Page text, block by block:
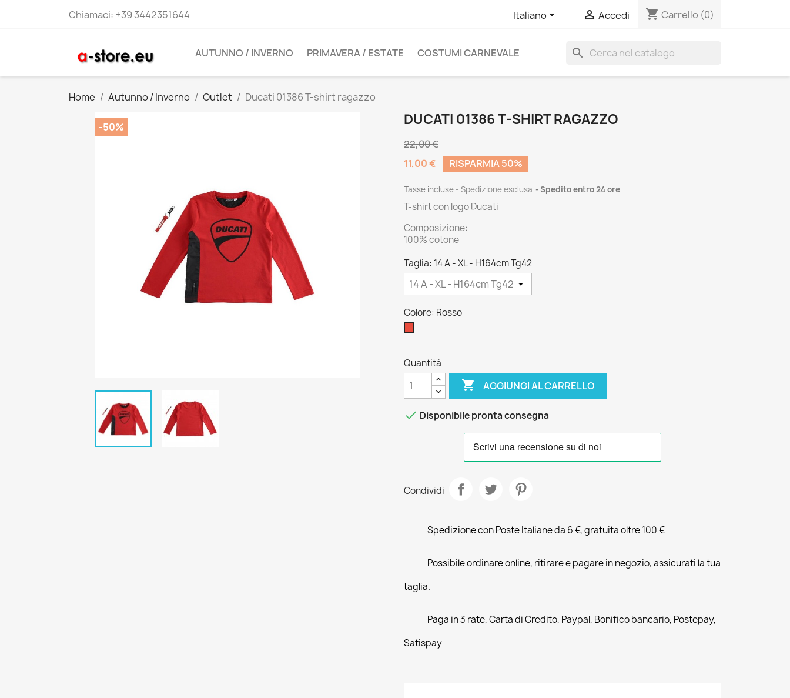
Chiamaci: +39 3442351644 Italiano  Accedi shopping_cart Carrello (0)
AUTUNNO / INVERNO PRIMAVERA / ESTATE COSTUMI CARNEVALE search
Home Autunno / Inverno Outlet Ducati 01386 T-shirt ragazzo
-50% DUCATI 01386 T-SHIRT RAGAZZO
22,00 €
11,00 €
RISPARMIA 50%
Tasse incluse Spedizione esclusa Spedito entro 24 ore
T-shirt con logo Ducati
Composizione:
100% cotone
Taglia: 14 A - XL - H164cm Tg42
Colore: Rosso
Quantità
 AGGIUNGI AL CARRELLO
 Disponibile pronta consegna
Condividi
Spedizione con Poste Italiane da 6 €, gratuita oltre 100 €
Possibile ordinare online, ritirare e pagare in negozio, assicurati la tua
taglia.
Paga in 3 rate, Carta di Credito, Paypal, Bonifico bancario, Postepay,
Satispay